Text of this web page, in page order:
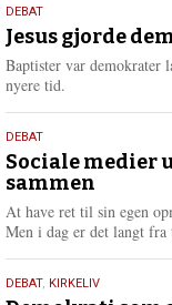
18.
maj
2026
DEBAT
Jesus gjorde
Baptister var demokrater
nyere tid.
18.
maj
2026
DEBAT
Sociale medier
sammen
At have ret til sin egen
Men i dag er det langt
18.
DEBAT, KIRKELIV